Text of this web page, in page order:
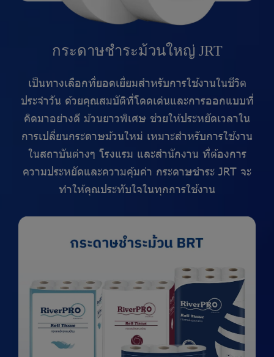
กระดาษชำระม้วนใหญ่ JRT
เป็นทางเลือกที่ยอดเยี่ยมสำหรับการใช้งานในชีวิต
ประจำวัน ด้วยคุณสมบัติที่โดดเด่นและการออกแบบที่
คิดมาอย่างดี ม้วนยาวพิเศษ ช่วยให้ประหยัดเวลาใน
การเปลี่ยนกระดาษม้วนใหม่ เหมาะสำหรับการใช้งาน
ในสถาบันต่างๆ โรงแรม และสำนักงาน ที่ต้องการ
ความประหยัดและความคุ้มค่า กระดาษชำระ JRT จะ
ทำให้คุณประทับใจในทุกการใช้งาน